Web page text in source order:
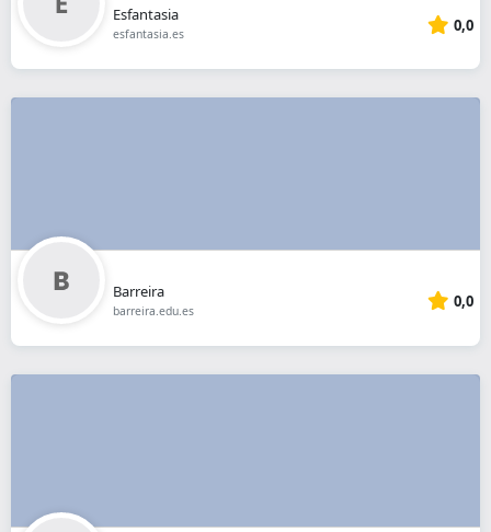
Esfantasia
esfantasia.es 0,0
Barreira
barreira.edu.es 0,0